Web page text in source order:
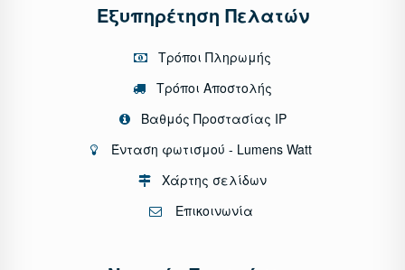
Εξυπηρέτηση Πελατών
Τρόποι Πληρωμής
Τρόποι Αποστολής
Βαθμός Προστασίας IP
Ένταση φωτισμού - Lumens Watt
Χάρτης σελίδων
Επικοινωνία